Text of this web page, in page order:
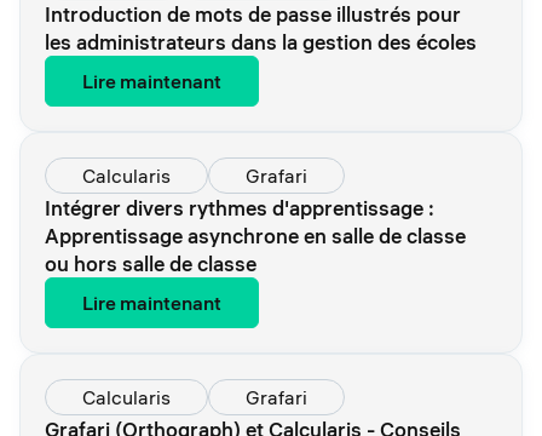
Introduction de mots de passe illustrés pour
les administrateurs dans la gestion des écoles
Lire maintenant
Calcularis Grafari
Intégrer divers rythmes d'apprentissage :
Apprentissage asynchrone en salle de classe
ou hors salle de classe
Lire maintenant
Calcularis Grafari
Grafari (Orthograph) et Calcularis - Conseils